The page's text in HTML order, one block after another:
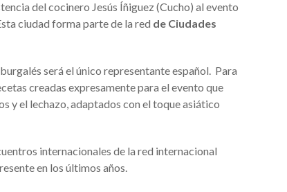
del cocinero Jesús Íñiguez (Cucho) al evento
ciudad forma parte de la red de Ciudades
será el único representante español. Para
creadas expresamente para el evento que
y el lechazo, adaptados con el toque asiático
internacionales de la red internacional
en los últimos años.